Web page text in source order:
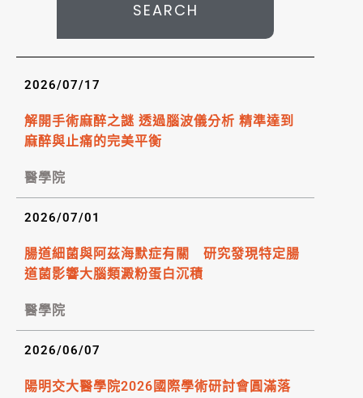
SEARCH
2026/07/17
解開手術麻醉之謎 透過腦波儀分析 精準達到
麻醉與止痛的完美平衡
醫學院
2026/07/01
腸道細菌與阿茲海默症有關 研究發現特定腸
道菌影響大腦類澱粉蛋白沉積
醫學院
2026/06/07
陽明交大醫學院2026國際學術研討會圓滿落